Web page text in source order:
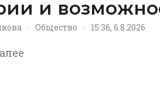
и
· Общество · 15:36, 6.8.2026